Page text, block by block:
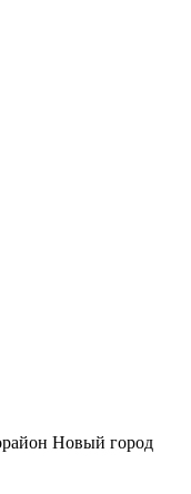
Новый город